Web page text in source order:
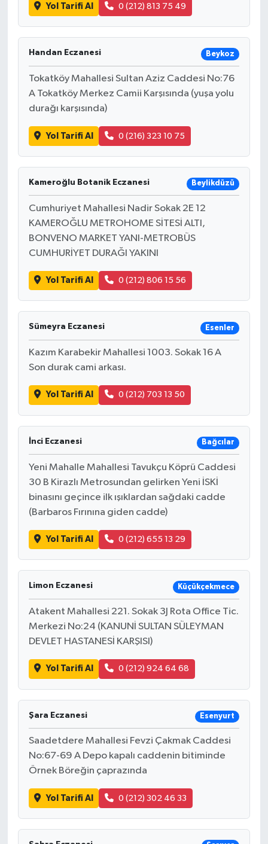
Yol Tarifi Al 0 (212) 813 75 49
Handan Eczanesi Beykoz
Tokatköy Mahallesi Sultan Aziz Caddesi No:76
A Tokatköy Merkez Camii Karşısında (yuşa yolu
durağı karşısında)
Yol Tarifi Al 0 (216) 323 10 75
Kameroğlu Botanik Eczanesi Beylikdüzü
Cumhuriyet Mahallesi Nadir Sokak 2E 12
KAMEROĞLU METROHOME SİTESİ ALTI,
BONVENO MARKET YANI-METROBÜS
CUMHURİYET DURAĞI YAKINI
Yol Tarifi Al 0 (212) 806 15 56
Sümeyra Eczanesi Esenler
Kazım Karabekir Mahallesi 1003. Sokak 16 A
Son durak cami arkası.
Yol Tarifi Al 0 (212) 703 13 50
İnci Eczanesi Bağcılar
Yeni Mahalle Mahallesi Tavukçu Köprü Caddesi
30 B Kirazlı Metrosundan gelirken Yeni İSKİ
binasını geçince ilk ışıklardan sağdaki cadde
(Barbaros Fırınına giden cadde)
Yol Tarifi Al 0 (212) 655 13 29
Limon Eczanesi Küçükçekmece
Atakent Mahallesi 221. Sokak 3J Rota Office Tic.
Merkezi No:24 (KANUNİ SULTAN SÜLEYMAN
DEVLET HASTANESİ KARŞISI)
Yol Tarifi Al 0 (212) 924 64 68
Şara Eczanesi Esenyurt
Saadetdere Mahallesi Fevzi Çakmak Caddesi
No:67-69 A Depo kapalı caddenin bitiminde
Örnek Böreğin çaprazında
Yol Tarifi Al 0 (212) 302 46 33